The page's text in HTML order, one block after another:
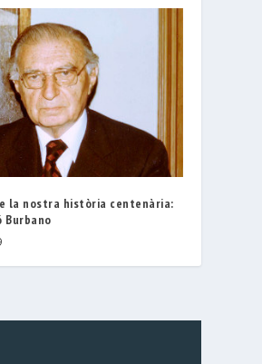
la nostra història centenària:
Burbano